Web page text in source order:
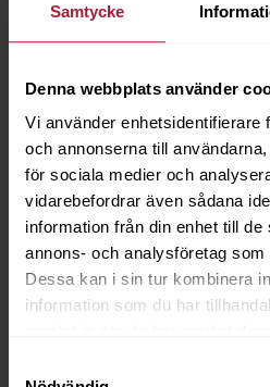
Samtycke
Denna webbplats använder
Vi använder enhetsidentifierare
och annonserna till
för sociala medier och
vidarebefordrar även sådana
information från din enhet till
annons- och analysföretag
Dessa kan i sin tur kombinera
information som du har
Valencia B1 Night
VB1-2108